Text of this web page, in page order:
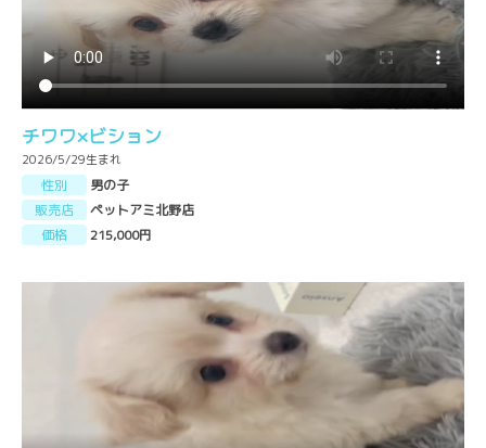
チワワ×ビション
2026/5/29生まれ
性別
男の子
販売店
ペットアミ北野店
価格
215,000円